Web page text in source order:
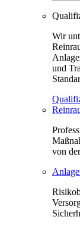
Wir
und
von